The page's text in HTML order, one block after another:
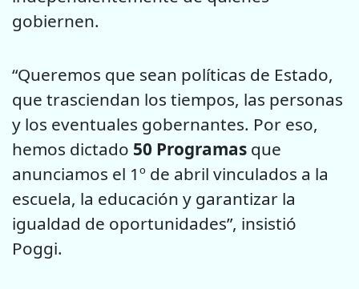
gobiernen.
“Queremos que sean políticas de Estado,
que trasciendan los tiempos, las personas
y los eventuales gobernantes. Por eso,
hemos dictado 50 Programas que
anunciamos el 1º de abril vinculados a la
escuela, la educación y garantizar la
igualdad de oportunidades”, insistió
Poggi.